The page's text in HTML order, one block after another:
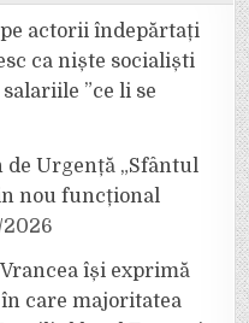
actorii îndepărtați
ca niște socialiști
”ce li se
Urgență „Sfântul
nou funcțional
2026
își exprimă
care majoritatea